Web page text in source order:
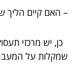
– האם קיים הליך
כן, יש מרכזי
שמקלות על